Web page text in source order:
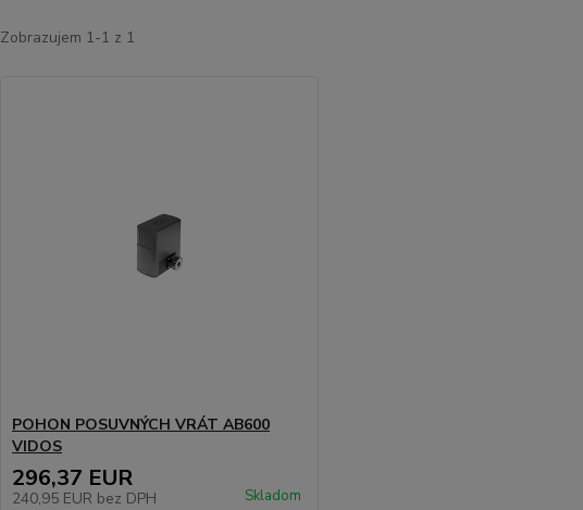
Zobrazujem 1-1 z 1
POHON POSUVNÝCH VRÁT AB600
VIDOS
296,37 EUR
240,95 EUR bez DPH Skladom